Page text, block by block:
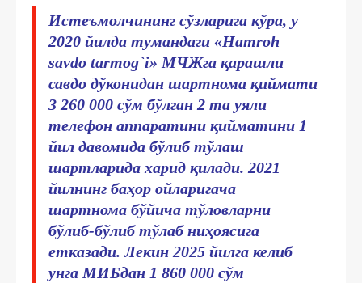
Истеъмолчининг сўзларига кўра, у
2020 йилда тумандаги «Hamroh
savdo tarmog`i» МЧЖга қарашли
савдо дўконидан шартнома қиймати
3 260 000 сўм бўлган 2 та уяли
телефон аппаратини қийматини 1
йил давомида бўлиб тўлаш
шартларида харид қилади. 2021
йилнинг баҳор ойларигача
шартнома бўйича тўловларни
бўлиб-бўлиб тўлаб ниҳоясига
етказади. Лекин 2025 йилга келиб
унга МИБдан 1 860 000 сўм